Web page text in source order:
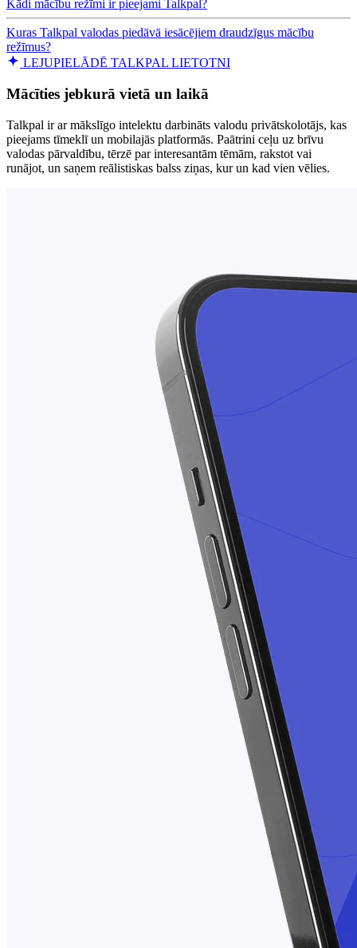
Kādi mācību režīmi ir pieejami Talkpal?
Kuras Talkpal valodas piedāvā iesācējiem draudzīgus mācību
režīmus?
LEJUPIELĀDĒ TALKPAL LIETOTNI
Mācīties jebkurā vietā un laikā
Talkpal ir ar mākslīgo intelektu darbināts valodu privātskolotājs, kas
pieejams tīmeklī un mobilajās platformās. Paātrini ceļu uz brīvu
valodas pārvaldību, tērzē par interesantām tēmām, rakstot vai
runājot, un saņem reālistiskas balss ziņas, kur un kad vien vēlies.